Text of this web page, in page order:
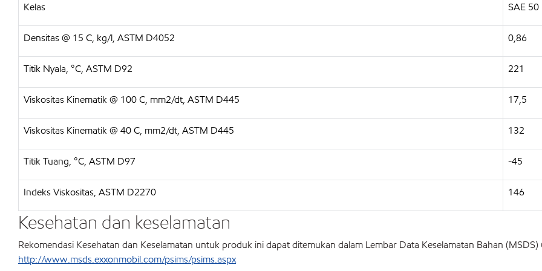
Kelas SAE 50
Densitas @ 15 C, kg/l, ASTM D4052 0,86
Titik Nyala, °C, ASTM D92 221
Viskositas Kinematik @ 100 C, mm2/dt, ASTM D445 17,5
Viskositas Kinematik @ 40 C, mm2/dt, ASTM D445 132
Titik Tuang, °C, ASTM D97 -45
Indeks Viskositas, ASTM D2270 146
Kesehatan dan keselamatan
Rekomendasi Kesehatan dan Keselamatan untuk produk ini dapat ditemukan dalam Lembar Data Keselamatan Bahan (MSDS)
http://www.msds.exxonmobil.com/psims/psims.aspx